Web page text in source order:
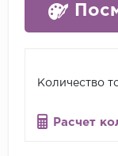
Количество
Расчет